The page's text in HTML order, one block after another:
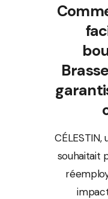
souhaitait